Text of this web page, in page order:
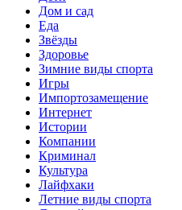
Дом и сад
Еда
Звёзды
Здоровье
Зимние виды спорта
Игры
Импортозамещение
Интернет
Истории
Компании
Криминал
Культура
Лайфхаки
Летние виды спорта